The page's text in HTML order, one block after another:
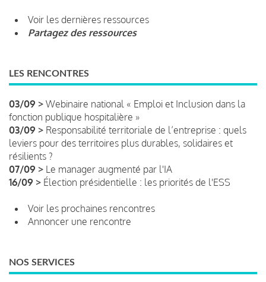
Voir les dernières ressources
Partagez des ressources
LES RENCONTRES
03/09 > Webinaire national « Emploi et Inclusion dans la
fonction publique hospitalière »
03/09 > Responsabilité territoriale de l’entreprise : quels
leviers pour des territoires plus durables, solidaires et
résilients ?
07/09 > Le manager augmenté par l'IA
16/09 > Élection présidentielle : les priorités de l'ESS
Voir les prochaines rencontres
Annoncer une rencontre
NOS SERVICES